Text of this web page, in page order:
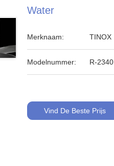
Water
Merknaam: TINOX
Modelnummer: R-2340
Vind De Beste Prijs